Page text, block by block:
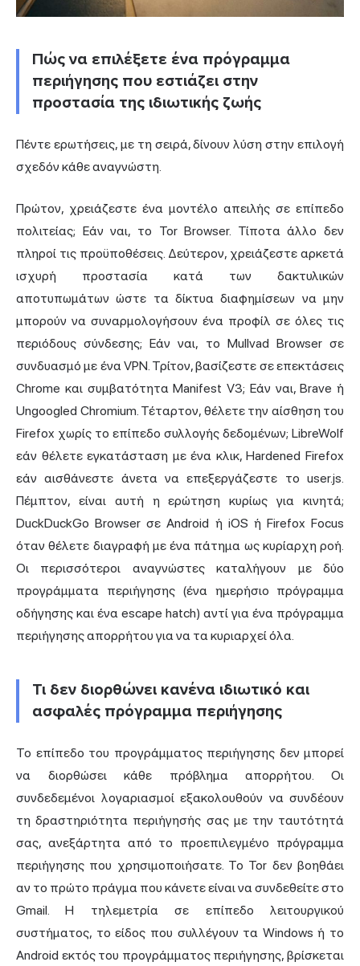
Πώς να επιλέξετε ένα πρόγραμμα
περιήγησης που εστιάζει στην
προστασία της ιδιωτικής ζωής
Πέντε ερωτήσεις, με τη σειρά, δίνουν λύση στην επιλογή
σχεδόν κάθε αναγνώστη.
Πρώτον, χρειάζεστε ένα μοντέλο απειλής σε επίπεδο
πολιτείας; Εάν ναι, το Tor Browser. Τίποτα άλλο δεν
πληροί τις προϋποθέσεις. Δεύτερον, χρειάζεστε αρκετά
ισχυρή προστασία κατά των δακτυλικών
αποτυπωμάτων ώστε τα δίκτυα διαφημίσεων να μην
μπορούν να συναρμολογήσουν ένα προφίλ σε όλες τις
περιόδους σύνδεσης; Εάν ναι, το Mullvad Browser σε
συνδυασμό με ένα VPN. Τρίτον, βασίζεστε σε επεκτάσεις
Chrome και συμβατότητα Manifest V3; Εάν ναι, Brave ή
Ungoogled Chromium. Τέταρτον, θέλετε την αίσθηση του
Firefox χωρίς το επίπεδο συλλογής δεδομένων; LibreWolf
εάν θέλετε εγκατάσταση με ένα κλικ, Hardened Firefox
εάν αισθάνεστε άνετα να επεξεργάζεστε το user.js.
Πέμπτον, είναι αυτή η ερώτηση κυρίως για κινητά;
DuckDuckGo Browser σε Android ή iOS ή Firefox Focus
όταν θέλετε διαγραφή με ένα πάτημα ως κυρίαρχη ροή.
Οι περισσότεροι αναγνώστες καταλήγουν με δύο
προγράμματα περιήγησης (ένα ημερήσιο πρόγραμμα
οδήγησης και ένα escape hatch) αντί για ένα πρόγραμμα
περιήγησης απορρήτου για να τα κυριαρχεί όλα.
Τι δεν διορθώνει κανένα ιδιωτικό και
ασφαλές πρόγραμμα περιήγησης
Το επίπεδο του προγράμματος περιήγησης δεν μπορεί
να διορθώσει κάθε πρόβλημα απορρήτου. Οι
συνδεδεμένοι λογαριασμοί εξακολουθούν να συνδέουν
τη δραστηριότητα περιήγησής σας με την ταυτότητά
σας, ανεξάρτητα από το προεπιλεγμένο πρόγραμμα
περιήγησης που χρησιμοποιήσατε. Το Tor δεν βοηθάει
αν το πρώτο πράγμα που κάνετε είναι να συνδεθείτε στο
Gmail. Η τηλεμετρία σε επίπεδο λειτουργικού
συστήματος, το είδος που συλλέγουν τα Windows ή το
Android εκτός του προγράμματος περιήγησης, βρίσκεται